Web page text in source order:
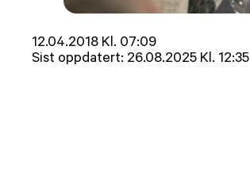
Lagt
ut
12.04.2018 Kl. 07:09
Sist oppdatert: 26.08.2025 Kl. 12:35